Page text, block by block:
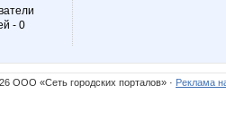
- 0
ООО «Сеть городских порталов» · Реклама